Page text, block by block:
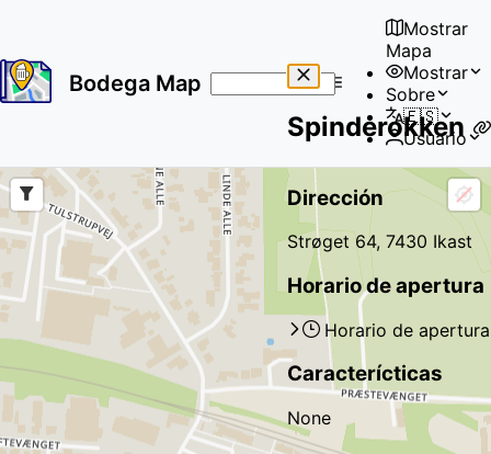
Bodega Map
Mostrar
Mapa
Mostrar
Sobre
🇪🇸
Usuario
Spinderokken
Dirección
Strøget 64, 7430 Ikast
Horario de apertura
Horario de apertura
Caracterícticas
None